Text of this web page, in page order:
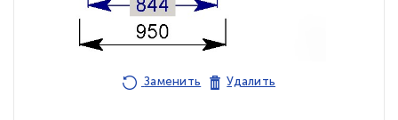
Заменить Удалить